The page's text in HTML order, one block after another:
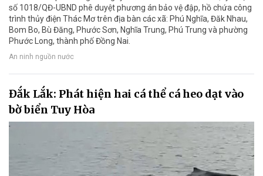
số 1018/QĐ-UBND phê duyệt phương án bảo vệ đập, hồ chứa công
trình thủy điện Thác Mơ trên địa bàn các xã: Phú Nghĩa, Đăk Nhau,
Bom Bo, Bù Đăng, Phước Sơn, Nghĩa Trung, Phú Trung và phường
Phước Long, thành phố Đồng Nai.
An ninh nguồn nước
Đắk Lắk: Phát hiện hai cá thể cá heo dạt vào
bờ biển Tuy Hòa